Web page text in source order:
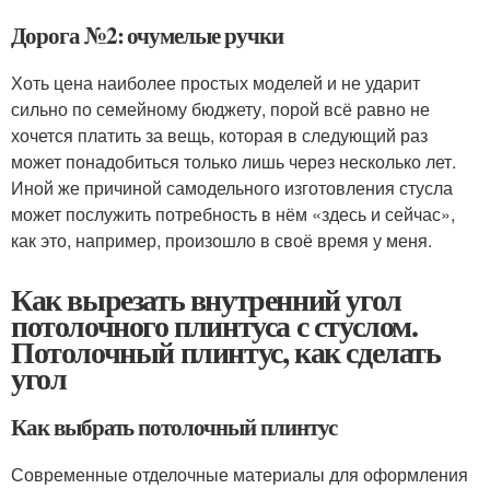
Дорога №2: очумелые ручки
Хоть цена наиболее простых моделей и не ударит
сильно по семейному бюджету, порой всё равно не
хочется платить за вещь, которая в следующий раз
может понадобиться только лишь через несколько лет.
Иной же причиной самодельного изготовления стусла
может послужить потребность в нём «здесь и сейчас»,
как это, например, произошло в своё время у меня.
Как вырезать внутренний угол
потолочного плинтуса с стуслом.
Потолочный плинтус, как сделать
угол
Как выбрать потолочный плинтус
Современные отделочные материалы для оформления